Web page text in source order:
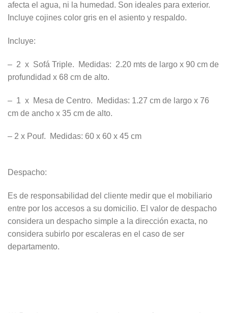
afecta el agua, ni la humedad. Son ideales para exterior.
Incluye cojines color gris en el asiento y respaldo.
Incluye:
– 2 x Sofá Triple. Medidas: 2.20 mts de largo x 90 cm de
profundidad x 68 cm de alto.
– 1 x Mesa de Centro. Medidas: 1.27 cm de largo x 76
cm de ancho x 35 cm de alto.
– 2 x Pouf. Medidas: 60 x 60 x 45 cm
Despacho:
Es de responsabilidad del cliente medir que el mobiliario
entre por los accesos a su domicilio. El valor de despacho
considera un despacho simple a la dirección exacta, no
considera subirlo por escaleras en el caso de ser
departamento.